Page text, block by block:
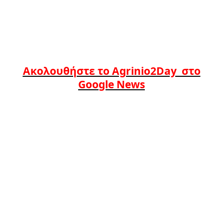
Ακολουθήστε το Agrinio2Day στο
Google News